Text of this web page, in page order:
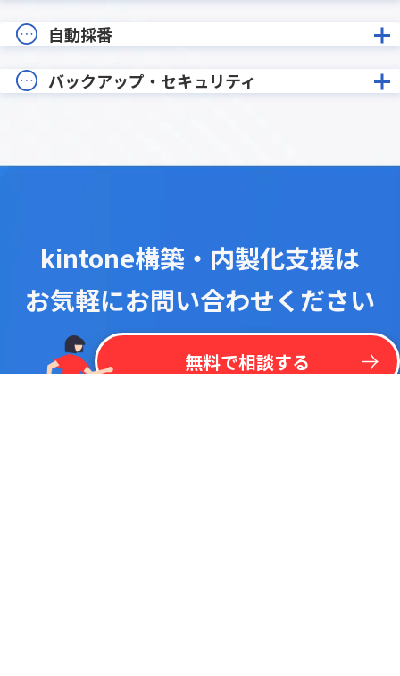
自動採番
バックアップ・セキュリティ
kintone構築・内製化支援は
お気軽にお問い合わせください
無料で相談する
今なら
最 新リス トを 一括 掲載！
kintone
プラグイン